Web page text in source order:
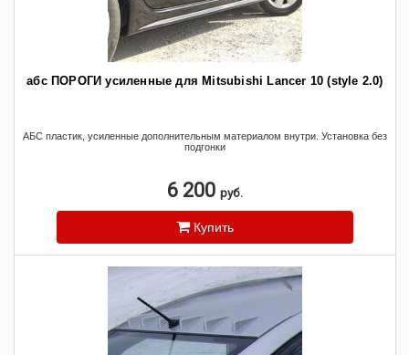
абс ПОРОГИ усиленные для Mitsubishi Lancer 10 (style 2.0)
АБС пластик, усиленные дополнительным материалом внутри. Установка без
подгонки
6 200 руб.
Купить